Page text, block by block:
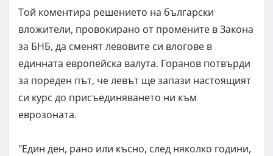
Той коментира решението на български
вложители, провокирано от промените в Закона
за БНБ, да сменят левовите си влогове в
единната европейска валута. Горанов потвърди
за пореден път, че левът ще запази настоящият
си курс до присъединяването ни към
еврозоната.
"Един ден, рано или късно, след няколко години,